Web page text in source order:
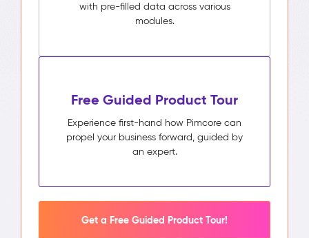
with pre-filled data across various
modules.
Free Guided Product Tour
Experience first-hand how Pimcore can
propel your business forward, guided by
an expert.
Get a Free Guided Product Tour!